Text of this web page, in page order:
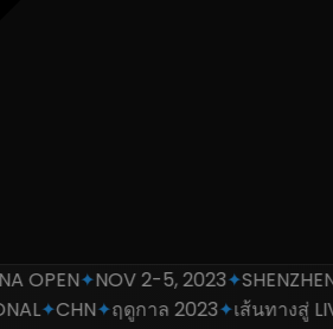
✦NOV 2-5, 2023✦SHENZHEN
✦CHN✦ฤดูกาล 2023✦เส้นทางสู่ LIV